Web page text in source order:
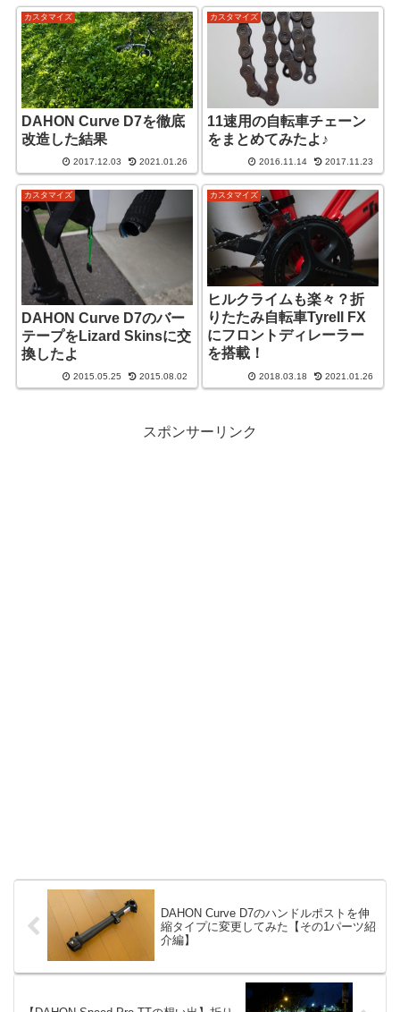
カスタマイズ
DAHON Curve D7を徹底
改造した結果
2017.12.03 2021.01.26
カスタマイズ
11速用の自転車チェーン
をまとめてみたよ♪
2016.11.14 2017.11.23
カスタマイズ
DAHON Curve D7のバー
テープをLizard Skinsに交
換したよ
2015.05.25 2015.08.02
カスタマイズ
ヒルクライムも楽々？折
りたたみ自転車Tyrell FX
にフロントディレーラー
を搭載！
2018.03.18 2021.01.26
スポンサーリンク
DAHON Curve D7のハンドルポストを伸
縮タイプに変更してみた【その1パーツ紹
介編】